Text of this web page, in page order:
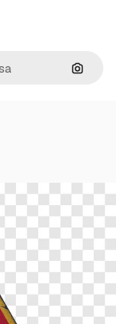
Cerca